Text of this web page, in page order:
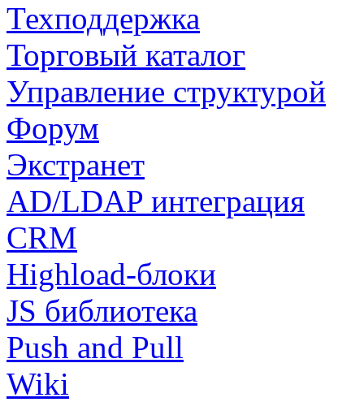
Техподдержка
Торговый каталог
Управление структурой
Форум
Экстранет
AD/LDAP интеграция
CRM
Highload-блоки
JS библиотека
Push and Pull
Wiki